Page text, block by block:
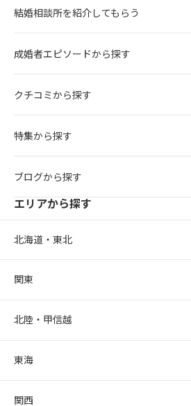
結婚相談所を紹介してもらう
成婚者エピソードから探す
クチコミから探す
特集から探す
ブログから探す
エリアから探す
北海道・東北
関東
北陸・甲信越
東海
関西